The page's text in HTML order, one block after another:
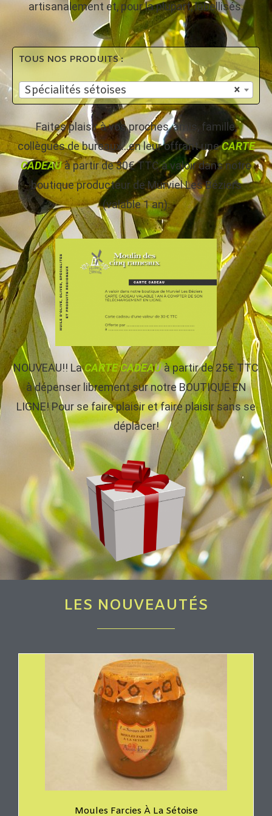
artisanalement et, pour la plupart, labellisés.
TOUS NOS PRODUITS :
×
Spécialités sétoises
Faites plaisir à vos proches, amis, famille,
collègues de bureaux…en leur offrant uneCARTE
CADEAUà partir de 30€ TTC à valoir dans notre
boutique producteur de Murviel Les Béziers
(valable 1 an).
NOUVEAU!! LaCARTE CADEAUà partir de 25€ TTC
à dépenser librement sur notre BOUTIQUE EN
LIGNE! Pour se faire plaisir et faire plaisir sans se
déplacer!
LES NOUVEAUTÉS
Moules Farcies À La Sétoise